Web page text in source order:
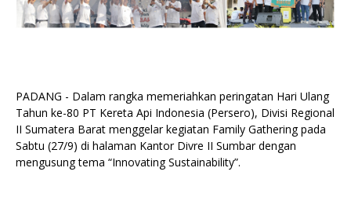
PADANG - Dalam rangka memeriahkan peringatan Hari Ulang
Tahun ke-80 PT Kereta Api Indonesia (Persero), Divisi Regional
II Sumatera Barat menggelar kegiatan Family Gathering pada
Sabtu (27/9) di halaman Kantor Divre II Sumbar dengan
mengusung tema “Innovating Sustainability”.